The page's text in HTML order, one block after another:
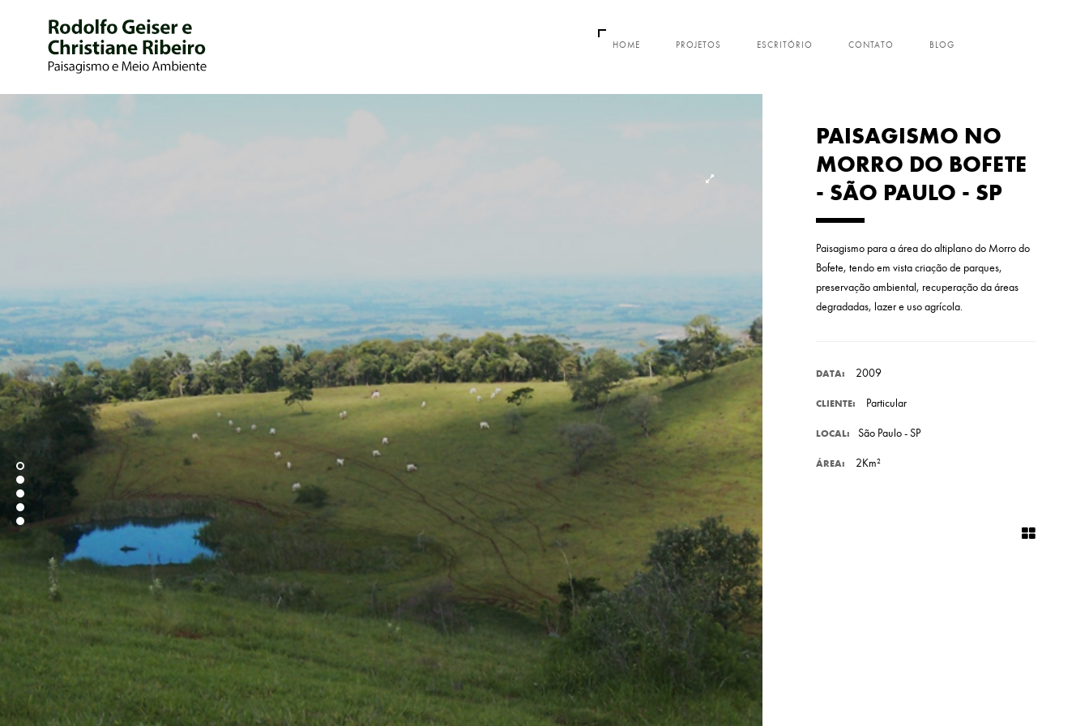
HOME PROJETOS ESCRITÓRIO CONTATO BLOG
PAISAGISMO NO
MORRO DO BOFETE
- SÃO PAULO - SP
Paisagismo para a área do altiplano do Morro do
Bofete, tendo em vista criação de parques,
preservação ambiental, recuperação da áreas
degradadas, lazer e uso agrícola.
DATA: 2009
CLIENTE: Particular
LOCAL: São Paulo - SP
ÁREA: 2Km²